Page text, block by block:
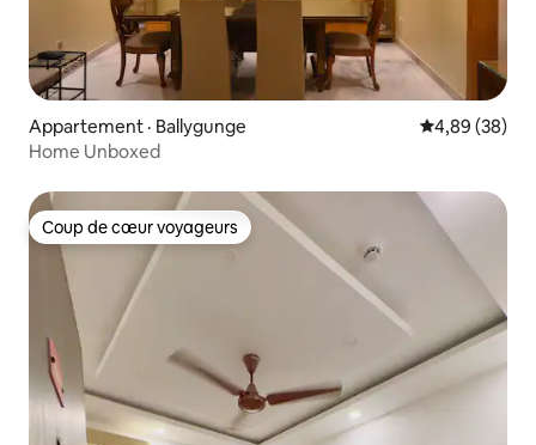
Appartement · Ballygunge Note
4,89 (38)
Home Unboxed
Coup de cœur voyageurs
Coup de cœur voyageurs